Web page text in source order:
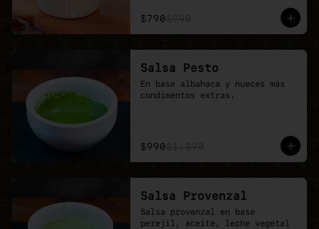
$790
Salsa Pesto
En base albahaca y nueces mas
condimentos extras.
$990
Salsa Provenzal
Salsa provenzal en base
perejil, aceite, leche vegetal